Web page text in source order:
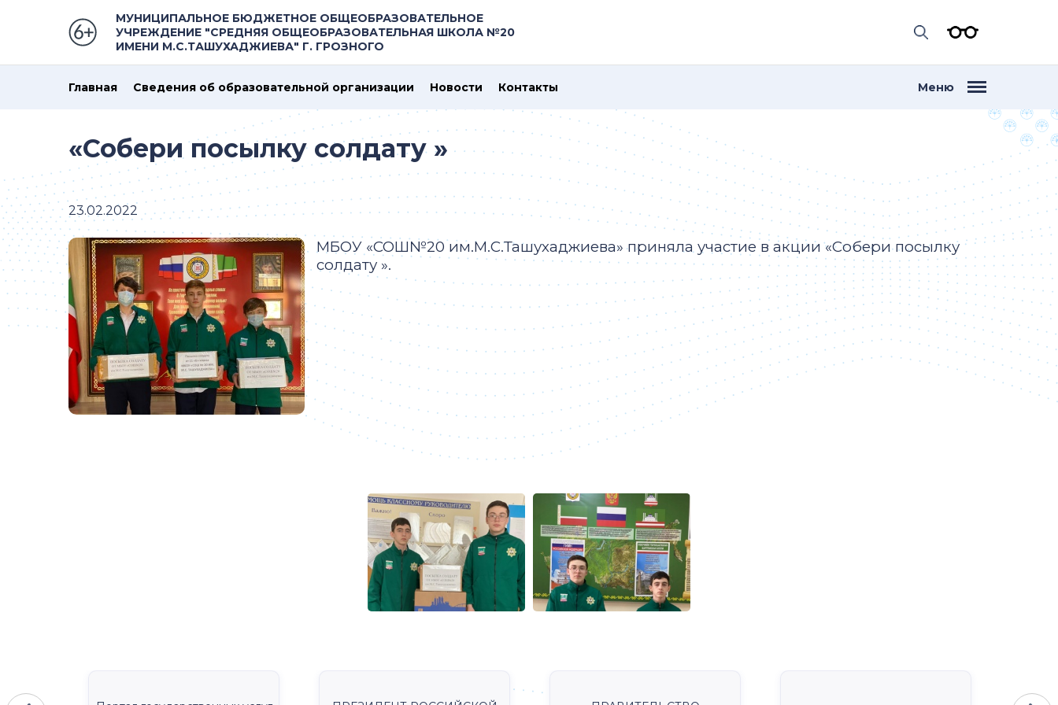
МУНИЦИПАЛЬНОЕ БЮДЖЕТНОЕ ОБЩЕОБРАЗОВАТЕЛЬНОЕ
УЧРЕЖДЕНИЕ "СРЕДНЯЯ ОБЩЕОБРАЗОВАТЕЛЬНАЯ ШКОЛА №20
ИМЕНИ М.С.ТАШУХАДЖИЕВА" Г. ГРОЗНОГО
Главная Сведения об образовательной организации Новости Контакты Меню
«Собери посылку солдату »
23.02.2022
МБОУ «СОШ№20 им.М.С.Ташухаджиева» приняла участие в акции «Собери посылку
солдату ».